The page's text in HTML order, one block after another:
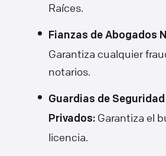
Raíces.
Fianzas de Abogados
Garantiza cualquier
notarios.
Guardias de
Privados: Garantiza el
licencia.